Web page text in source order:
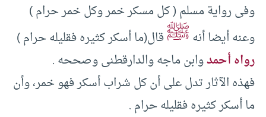
وفى رواية مسلم (‏ كل مسكر خمر وكل خمر حرام )‏
وعنه أيضا أنهﷺقال(‏ما أسكر كثيره فقليله حرام )‏
رواه أحمدوابن ماجه والدارقطنى وصححه .‏
فهذه الآثار تدل على أن كل شراب أسكر فهو خمر، وأن
ما أسكر كثيره فقليله حرام .‏